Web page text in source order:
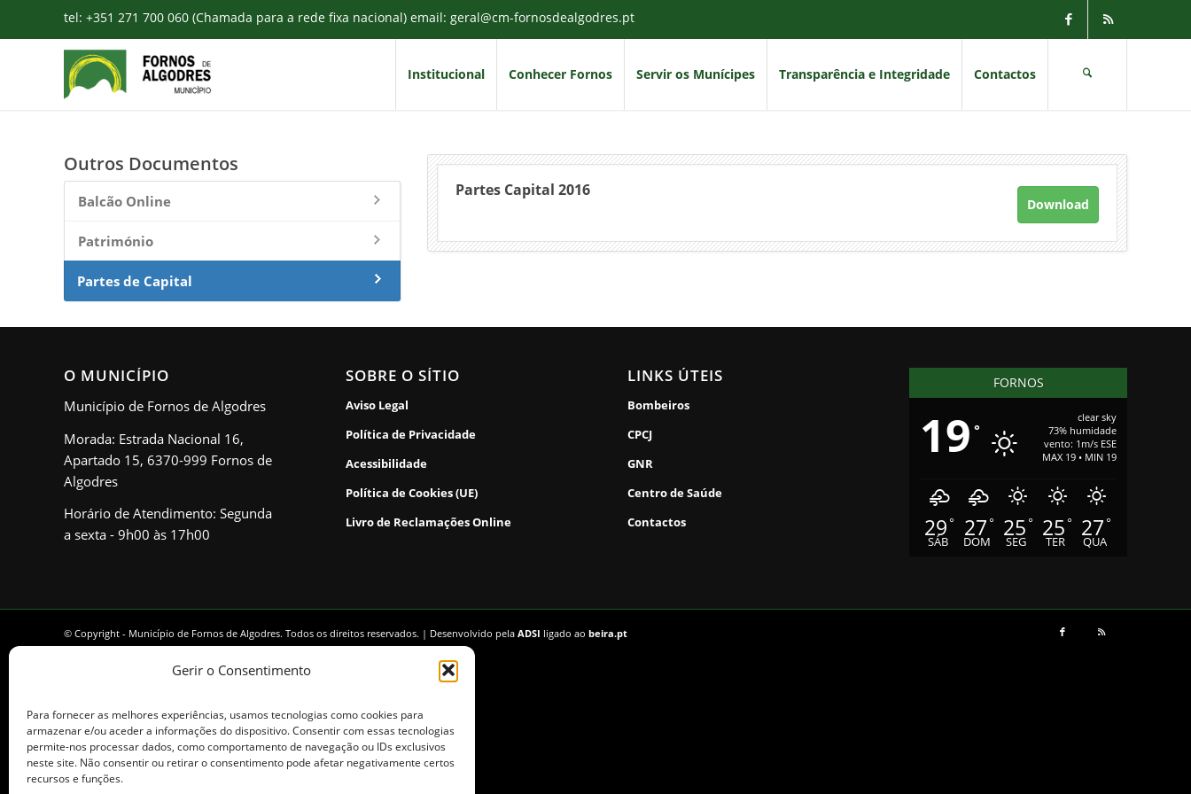
Gerir o Consentimento
Para fornecer as melhores experiências, usamos tecnologias como cookies para
armazenar e/ou aceder a informações do dispositivo. Consentir com essas tecnologias
permite-nos processar dados, como comportamento de navegação ou IDs exclusivos
neste site. Não consentir ou retirar o consentimento pode afetar negativamente certos
recursos e funções.
tel: +351 271 700 060 (Chamada para a rede fixa nacional) email: geral@cm-fornosdealgodres.pt
Institucional Conhecer Fornos Servir os Munícipes Transparência e Integridade Contactos
Outros Documentos
Balcão Online
Património
Partes de Capital
Partes Capital 2016
Download
O MUNICÍPIO
Município de Fornos de Algodres
Morada: Estrada Nacional 16,
Apartado 15, 6370-999 Fornos de
Algodres
Horário de Atendimento: Segunda
a sexta - 9h00 às 17h00
SOBRE O SÍTIO
Aviso Legal
Política de Privacidade
Acessibilidade
Política de Cookies (UE)
Livro de Reclamações Online
LINKS ÚTEIS
Bombeiros
CPCJ
GNR
Centro de Saúde
Contactos
FORNOS
19 °
clear sky
73% humidade
vento: 1m/s ESE
MAX 19 • MIN 19
29 °
SÁB
27 °
DOM
25 °
SEG
25 °
TER
27 °
QUA
© Copyright - Município de Fornos de Algodres. Todos os direitos reservados. | Desenvolvido pela ADSI ligado ao beira.pt